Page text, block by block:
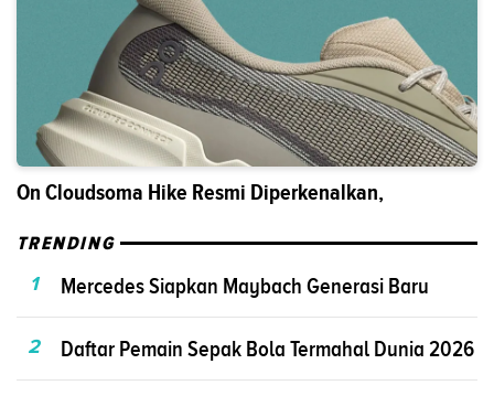
On Cloudsoma Hike Resmi Diperkenalkan,
TRENDING
1
Mercedes Siapkan Maybach Generasi Baru
2 Daftar Pemain Sepak Bola Termahal Dunia 2026